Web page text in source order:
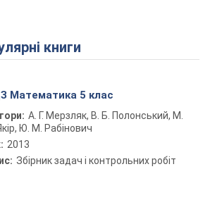
книги
Математика 5 клас
А. Г. Мерзляк, В. Б. Полонський, М.
Ю. М. Рабінович
2013
Збірник задач і контрольних робіт